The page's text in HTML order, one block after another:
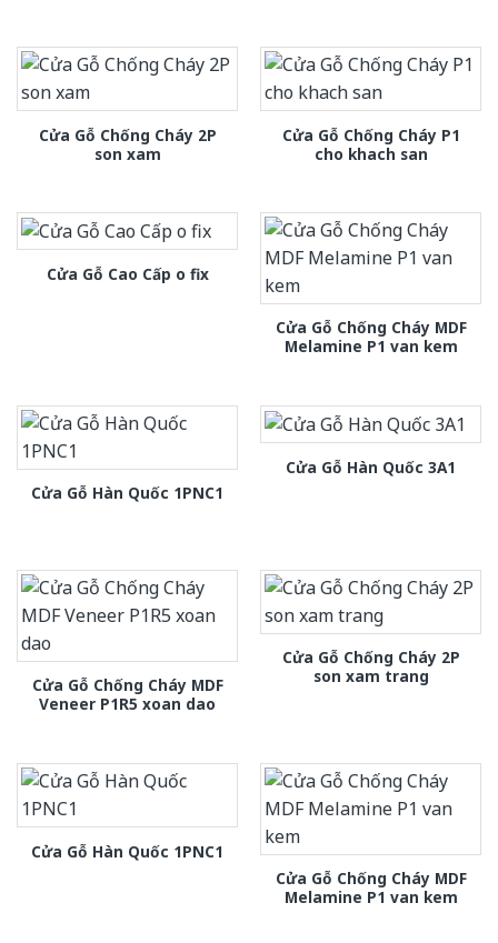
Cửa Gỗ Chống Cháy 2P
son xam
Cửa Gỗ Chống Cháy P1
cho khach san
Cửa Gỗ Cao Cấp o fix
Cửa Gỗ Chống Cháy MDF
Melamine P1 van kem
Cửa Gỗ Hàn Quốc 1PNC1
Cửa Gỗ Hàn Quốc 3A1
Cửa Gỗ Chống Cháy MDF
Veneer P1R5 xoan dao
Cửa Gỗ Chống Cháy 2P
son xam trang
Cửa Gỗ Hàn Quốc 1PNC1
Cửa Gỗ Chống Cháy MDF
Melamine P1 van kem